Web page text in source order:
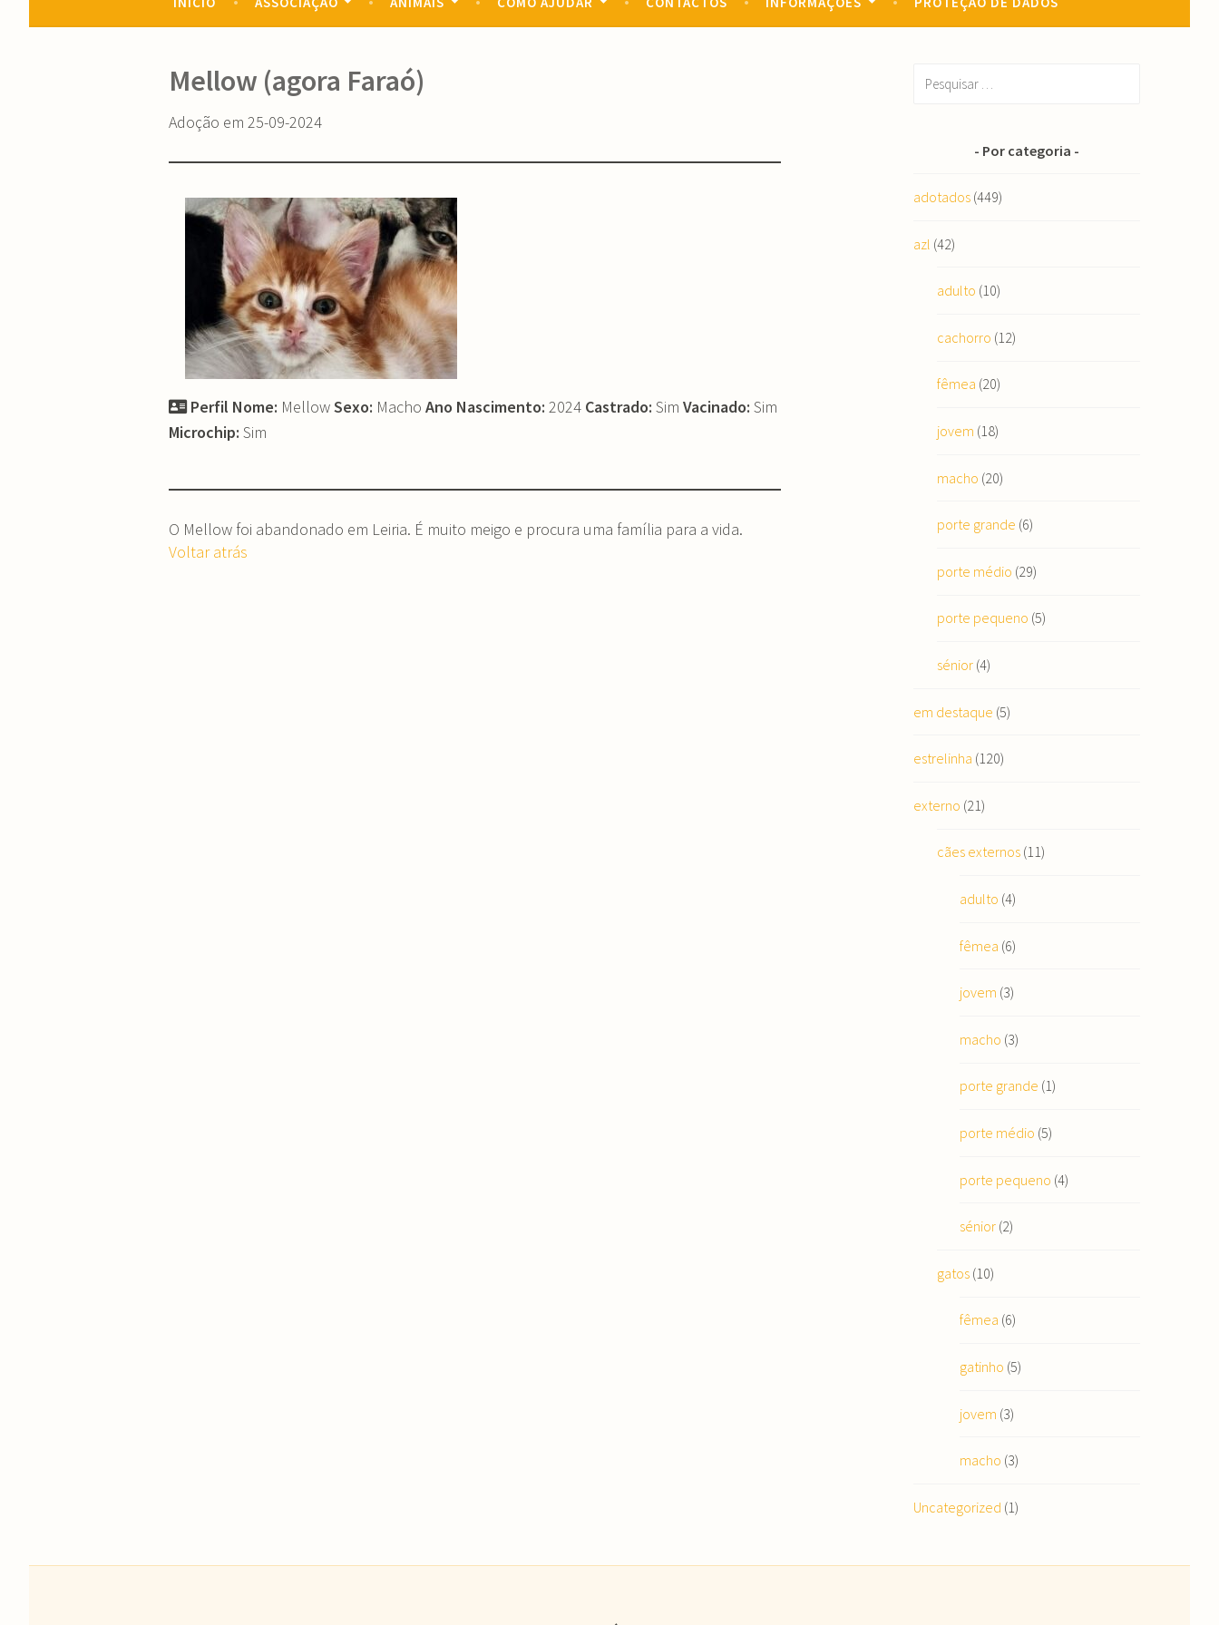
Mellow (agora Faraó)
Adoção em 25-09-2024
Perfil Nome: MellowSexo: MachoAno Nascimento:2024 Castrado: SimVacinado: Sim
Microchip:Sim
O Mellow foi abandonado em Leiria. É muito meigo e procura uma família para a vida.
Voltar atrás
Por categoria
adotados (449)
azl (42)
adulto (10)
cachorro (12)
fêmea (20)
jovem (18)
macho (20)
porte grande (6)
porte médio (29)
porte pequeno (5)
sénior(4)
em destaque (5)
estrelinha (120)
externo (21)
cães externos(11)
adulto (4)
fêmea (6)
jovem (3)
macho (3)
porte grande (1)
porte médio (5)
porte pequeno (4)
sénior (2)
gatos(10)
fêmea (6)
gatinho (5)
jovem (3)
macho (3)
Uncategorized (1)